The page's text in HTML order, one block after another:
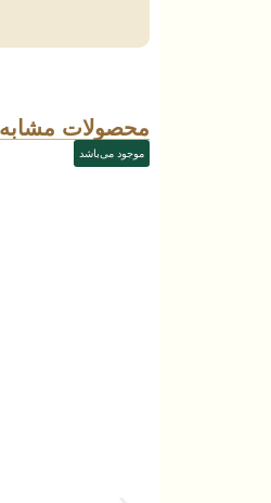
موجود می‌باشد
محصولات مشابه